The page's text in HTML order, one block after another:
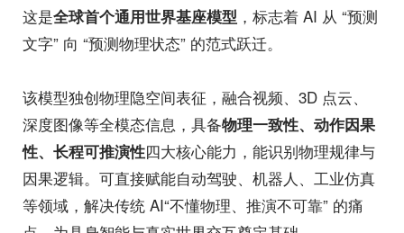
这是全球首个通用世界基座模型 ，标志着 AI 从 “预测
文字” 向 “预测物理状态” 的范式跃迁。
该模型独创物理隐空间表征，融合视频、3D 点云、
深度图像等全模态信息，具备物理一致性、动作因果
性、长程可推演性四大核心能力，能识别物理规律与
因果逻辑。可直接赋能自动驾驶、机器人、工业仿真
等领域，解决传统 AI“不懂物理、推演不可靠” 的痛